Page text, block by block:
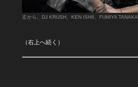
左から、DJ KRUSH、KEN ISHII、FUMIYA TANAKA
（右上へ続く）